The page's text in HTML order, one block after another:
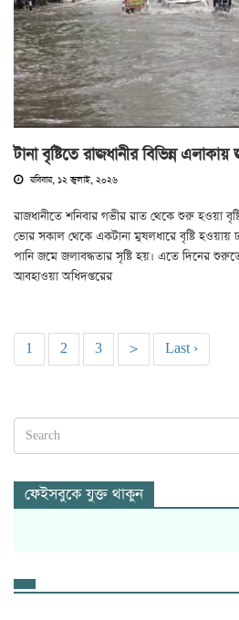
টানা বৃষ্টিতে রাজধানীর বিভিন্ন
রবিবার, ১২ জুলাই, ২০২৬
রাজধানীতে শনিবার গভীর রাত থেকে শুরু হওয়া
ভোর সকাল থেকে একটানা মুষলধারে বৃষ্টি হওয়ায়
পানি জমে জলাবদ্ধতার সৃষ্টি হয়। এতে দিনের
আবহাওয়া অধিদপ্তরের
1 2 3 > Last ›
ফেইসবুকে যুক্ত থাকুন